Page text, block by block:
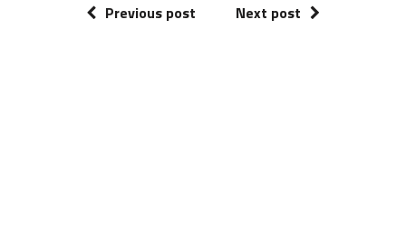
Previous post Next post